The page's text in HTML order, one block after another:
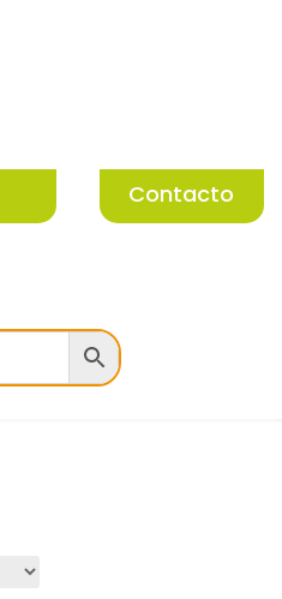
Contacto